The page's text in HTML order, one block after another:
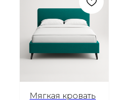
Мягкая кровать